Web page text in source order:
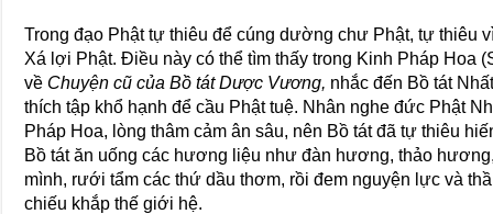
Trong đạo Phật tự thiêu để cúng dường chư Phật, tự thiêu
Xá lợi Phật. Điều này có thể tìm thấy trong Kinh Pháp Hoa
về Chuyện cũ của Bồ tát Dược Vương, nhắc đến Bồ tát
thích tập khổ hạnh để cầu Phật tuệ. Nhân nghe đức Phật
Pháp Hoa, lòng thâm cảm ân sâu, nên Bồ tát đã tự thiêu
Bồ tát ăn uống các hương liệu như đàn hương, thảo
mình, rưới tẩm các thứ dầu thơm, rồi đem nguyện lực và
chiếu khắp thế giới hệ.